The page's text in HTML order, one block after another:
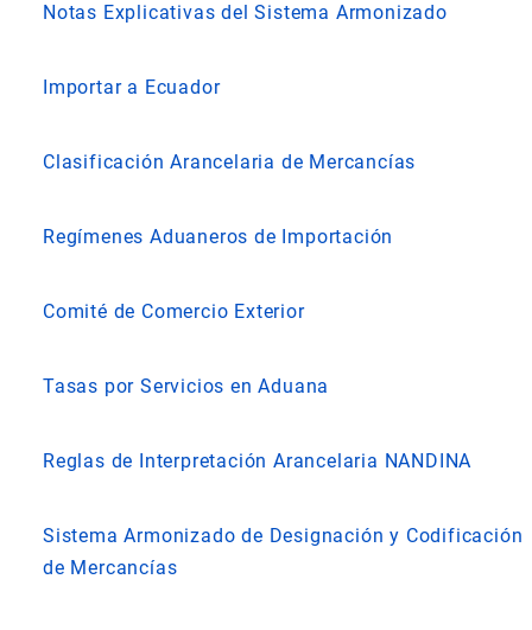
Notas Explicativas del Sistema Armonizado
Importar a Ecuador
Clasificación Arancelaria de Mercancías
Regímenes Aduaneros de Importación
Comité de Comercio Exterior
Tasas por Servicios en Aduana
Reglas de Interpretación Arancelaria NANDINA
Sistema Armonizado de Designación y Codificación
de Mercancías